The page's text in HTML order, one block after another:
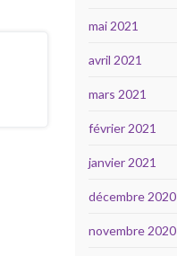
mai 2021
avril 2021
mars 2021
février 2021
janvier 2021
décembre 2020
novembre 2020